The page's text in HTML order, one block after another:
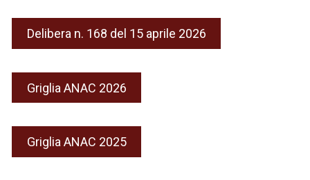
Delibera n. 168 del 15 aprile 2026
Griglia ANAC 2026
Griglia ANAC 2025